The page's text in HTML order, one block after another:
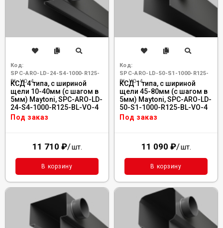
Код:
SPC-ARO-LD-24-S4-1000-R125-
BL-VO-4
КСД 4 типа, с шириной
щели 10-40мм (с шагом в
5мм) Maytoni, SPC-ARO-LD-
24-S4-1000-R125-BL-VO-4
Под заказ
11 710 ₽/шт.
В корзину
Код:
SPC-ARO-LD-50-S1-1000-R125-
BL-VO-4
КСД 1 типа, с шириной
щели 45-80мм (с шагом в
5мм) Maytoni, SPC-ARO-LD-
50-S1-1000-R125-BL-VO-4
Под заказ
11 090 ₽/шт.
В корзину